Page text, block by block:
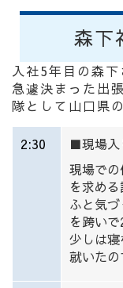
森下
入社5年目の森下
急遽決まった出
隊として山口県
2:30 ■現場
現場で
を求める
ふと気
を跨いで
少しは
就いたの